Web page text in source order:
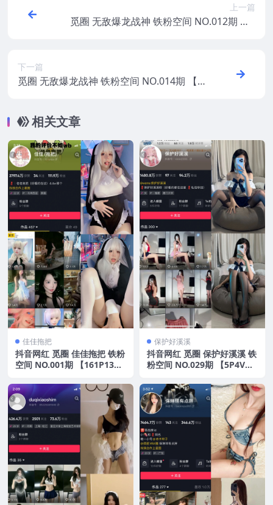
上一篇
觅圈 无敌爆龙战神 铁粉空间 NO.012期 【2
下一篇
觅圈 无敌爆龙战神 铁粉空间 NO.014期 【7
相关文章
佳佳拖把
抖音网红 觅圈 佳佳拖把 铁粉
空间 NO.001期 【161P13
保护好溪溪
抖音网红 觅圈 保护好溪溪 铁
粉空间 NO.029期 【5P4V】